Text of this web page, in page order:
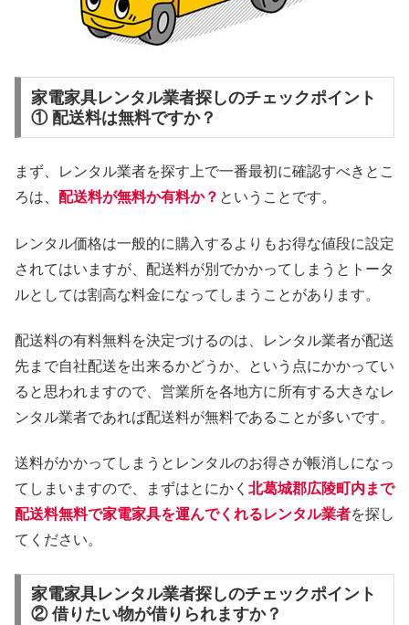
家電家具レンタル業者探しのチェックポイント
① 配送料は無料ですか？
まず、レンタル業者を探す上で一番最初に確認すべきとこ
ろは、 配送料が無料か有料か？ ということです。
レンタル価格は一般的に購入するよりもお得な値段に設定
されてはいますが、配送料が別でかかってしまうとトータ
ルとしては割高な料金になってしまうことがあります。
配送料の有料無料を決定づけるのは、レンタル業者が配送
先まで自社配送を出来るかどうか、という点にかかってい
ると思われますので、営業所を各地方に所有する大きなレ
ンタル業者であれば配送料が無料であることが多いです。
送料がかかってしまうとレンタルのお得さが帳消しになっ
てしまいますので、まずはとにかく 北葛城郡広陵町内まで
配送料無料で家電家具を運んでくれるレンタル業者を探し
てください。
家電家具レンタル業者探しのチェックポイント
② 借りたい物が借りられますか？